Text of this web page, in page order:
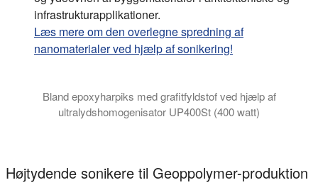
infrastrukturapplikationer.
Læs mere om den overlegne spredning af
nanomaterialer ved hjælp af sonikering!
Bland epoxyharpiks med grafitfyldstof ved hjælp af
ultralydshomogenisator UP400St (400 watt)
Højtydende sonikere til Geoppolymer-produktion